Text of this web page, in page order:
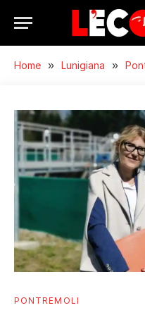
Home » Lunigiana »
PONTREMOLI